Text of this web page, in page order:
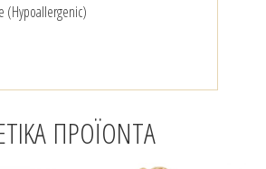
(Hypoallergenic)
προϊόντα